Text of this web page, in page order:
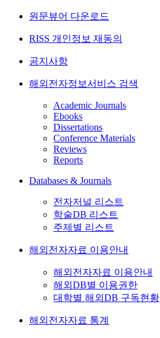
원문뷰어 다운로드
RISS 개인정보 재동의
공지사항
해외전자정보서비스 검색
Academic Journals
Ebooks
Dissertations
Conference Materials
Reviews
Reports
Databases & Journals
전자저널 리스트
학술DB 리스트
주제별 리스트
해외전자자료 이용안내
해외전자자료 이용안내
해외DB별 이용권한
대학별 해외DB 구독현황
해외전자자료 통계